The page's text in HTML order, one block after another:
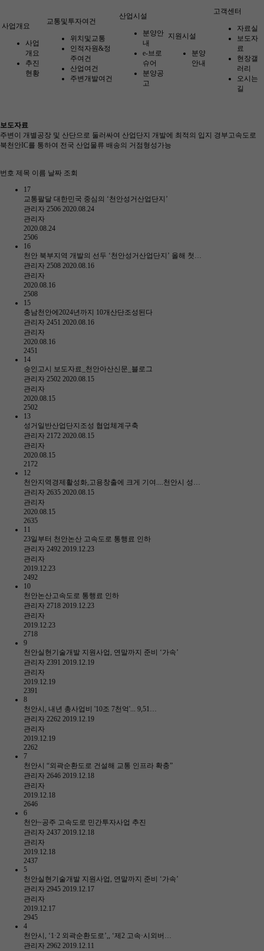
사업개요
사업
개요
추진
현황
교통및투자여건
위치및교통
인적자원&정
주여건
산업여건
주변개발여건
산업시설
분양안
내
e-브로
슈어
분양공
고
지원시설
분양
안내
고객센터
자료실
보도자
료
현장갤
러리
오시는
길
보도자료
주변이 개별공장 및 산단으로 둘러싸여 산업단지 개발에 최적의 입지 경부고속도로
북천안IC를 통하여 전국 산업물류 배송의 거점형성가능
번호 제목 이름 날짜 조회
17
교통팔달 대한민국 중심의 ‘천안성거산업단지’
관리자 2506 2020.08.24
관리자
2020.08.24
2506
16
천안 북부지역 개발의 선두 ‘천안성거산업단지’ 올해 첫…
관리자 2508 2020.08.16
관리자
2020.08.16
2508
15
충남천안에2024년까지 10개산단조성된다
관리자 2451 2020.08.16
관리자
2020.08.16
2451
14
승인고시 보도자료_천안아산신문_블로그
관리자 2502 2020.08.15
관리자
2020.08.15
2502
13
성거일반산업단지조성 협업체계구축
관리자 2172 2020.08.15
관리자
2020.08.15
2172
12
천안지역경제활성화,고용창출에 크게 기여....천안시 성…
관리자 2635 2020.08.15
관리자
2020.08.15
2635
11
23일부터 천안논산 고속도로 통행료 인하
관리자 2492 2019.12.23
관리자
2019.12.23
2492
10
천안논산고속도로 통행료 인하
관리자 2718 2019.12.23
관리자
2019.12.23
2718
9
천안실현기술개발 지원사업, 연말까지 준비 ‘가속’
관리자 2391 2019.12.19
관리자
2019.12.19
2391
8
천안시, 내년 총사업비 '10조 7천억'... 9,51…
관리자 2262 2019.12.19
관리자
2019.12.19
2262
7
천안시 “외곽순환도로 건설해 교통 인프라 확충”
관리자 2646 2019.12.18
관리자
2019.12.18
2646
6
천안~공주 고속도로 민간투자사업 추진
관리자 2437 2019.12.18
관리자
2019.12.18
2437
5
천안실현기술개발 지원사업, 연말까지 준비 ‘가속’
관리자 2945 2019.12.17
관리자
2019.12.17
2945
4
천안시, ‘1·2 외곽순환도로’,, ‘제2 고속·시외버…
관리자 2962 2019.12.11